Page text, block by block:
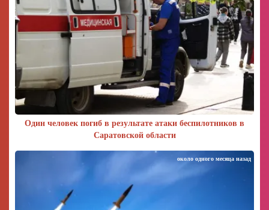
Один человек погиб в результате атаки беспилотников в
Саратовской области
около одного месяца назад